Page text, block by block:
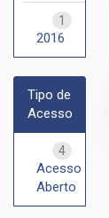
1
2016
Tipo de
Acesso
4
Acesso
Aberto